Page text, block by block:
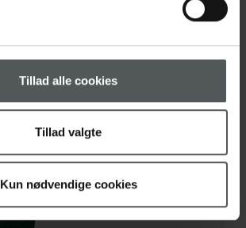
Tillad alle cookies
Tillad valgte
Kun nødvendige cookies
Kemisk kastration